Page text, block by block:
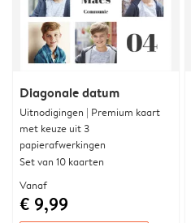
Diagonale datum
Uitnodigingen | Premium kaart
met keuze uit 3
papierafwerkingen
Set van 10 kaarten
Vanaf
€ 9,99